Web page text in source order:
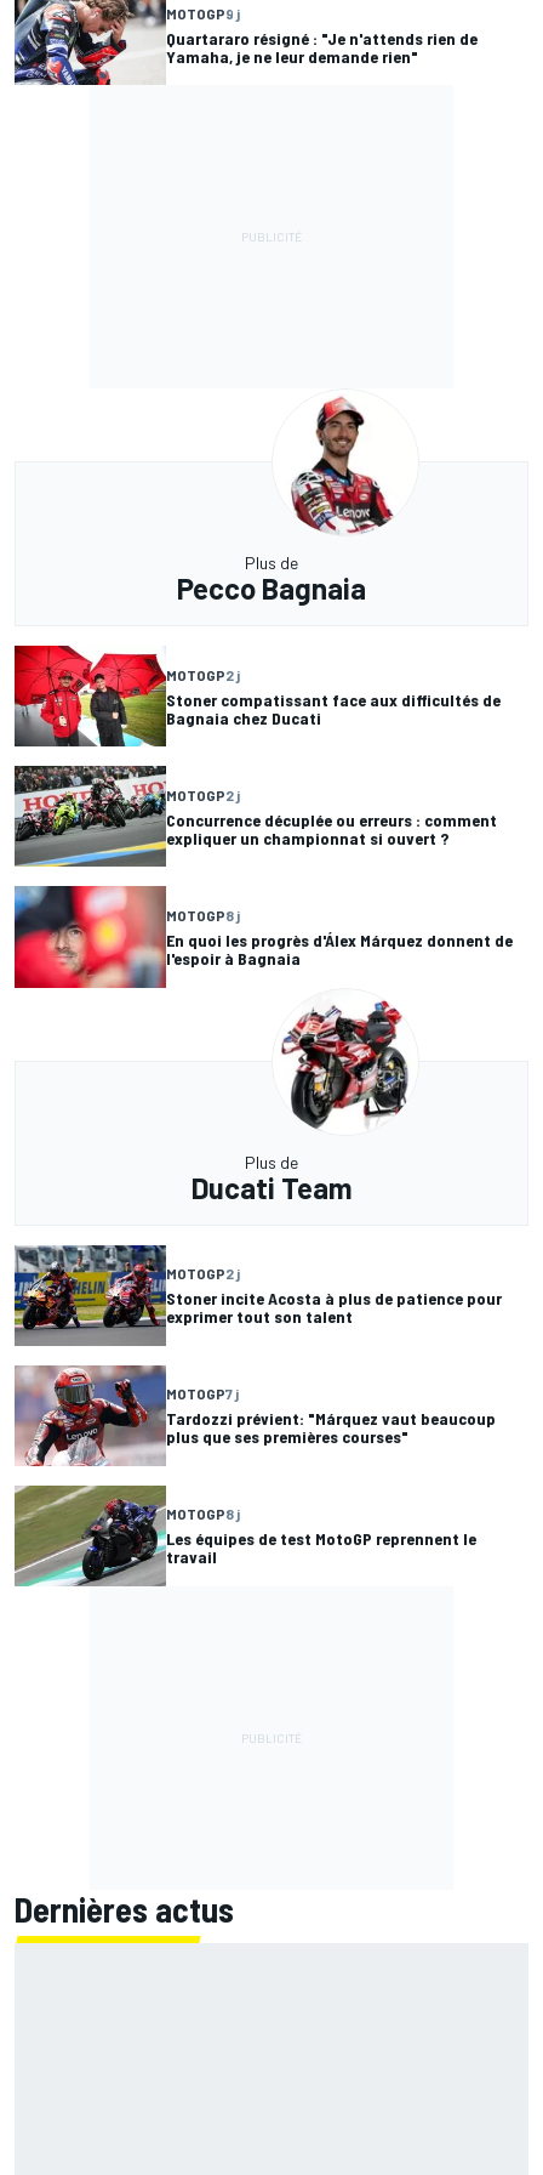
MOTOGP9 j
Quartararo résigné : "Je n'attends rien de
Yamaha, je ne leur demande rien"
Plus de
Pecco Bagnaia
MOTOGP2 j
Stoner compatissant face aux difficultés de
Bagnaia chez Ducati
MOTOGP2 j
Concurrence décuplée ou erreurs : comment
expliquer un championnat si ouvert ?
MOTOGP8 j
En quoi les progrès d'Álex Márquez donnent de
l'espoir à Bagnaia
Plus de
Ducati Team
MOTOGP2 j
Stoner incite Acosta à plus de patience pour
exprimer tout son talent
MOTOGP7 j
Tardozzi prévient: "Márquez vaut beaucoup
plus que ses premières courses"
MOTOGP8 j
Les équipes de test MotoGP reprennent le
travail
Dernières actus